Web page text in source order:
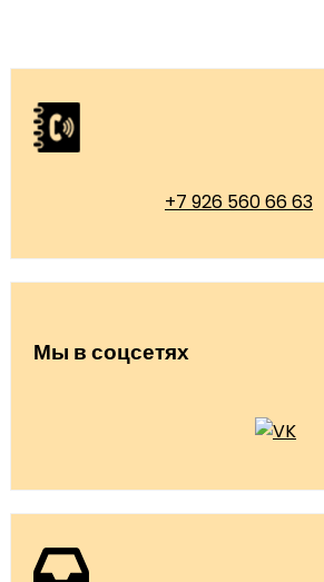
+7 926 560 66 63
Мы в соцсетях